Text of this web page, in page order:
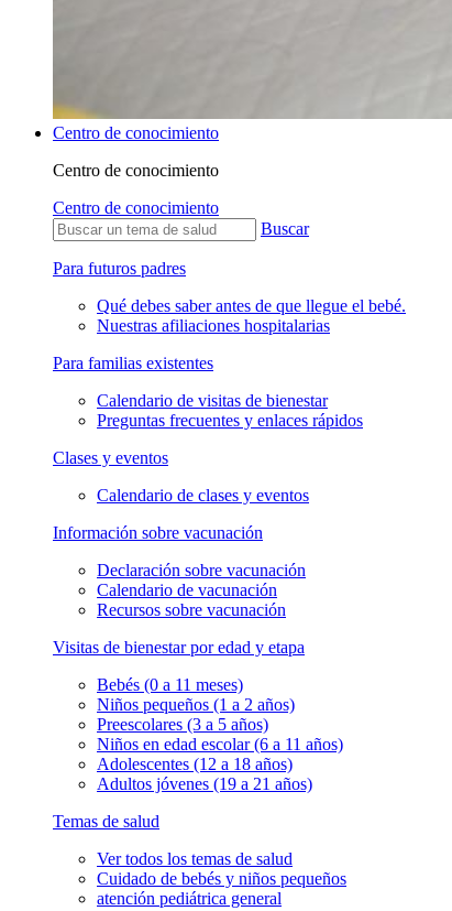
Centro de conocimiento
Centro de conocimiento
Centro de conocimiento
Buscar
Para futuros padres
Qué debes saber antes de que llegue el bebé.
Nuestras afiliaciones hospitalarias
Para familias existentes
Calendario de visitas de bienestar
Preguntas frecuentes y enlaces rápidos
Clases y eventos
Calendario de clases y eventos
Información sobre vacunación
Declaración sobre vacunación
Calendario de vacunación
Recursos sobre vacunación
Visitas de bienestar por edad y etapa
Bebés (0 a 11 meses)
Niños pequeños (1 a 2 años)
Preescolares (3 a 5 años)
Niños en edad escolar (6 a 11 años)
Adolescentes (12 a 18 años)
Adultos jóvenes (19 a 21 años)
Temas de salud
Ver todos los temas de salud
Cuidado de bebés y niños pequeños
atención pediátrica general